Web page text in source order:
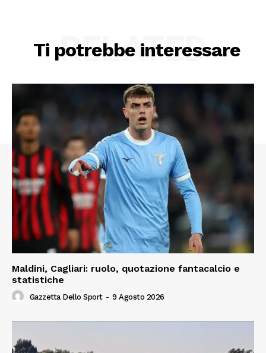
Ti potrebbe interessare
RELATED
Maldini, Cagliari: ruolo, quotazione fantacalcio e
statistiche
Gazzetta Dello Sport - 9 Agosto 2026